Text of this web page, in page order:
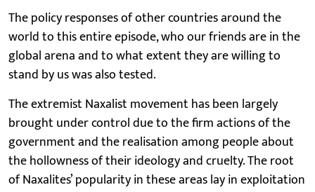
The policy responses of other countries around the
world to this entire episode, who our friends are in the
global arena and to what extent they are willing to
stand by us was also tested.
The extremist Naxalist movement has been largely
brought under control due to the firm actions of the
government and the realisation among people about
the hollowness of their ideology and cruelty. The root
of Naxalites’ popularity in these areas lay in exploitation